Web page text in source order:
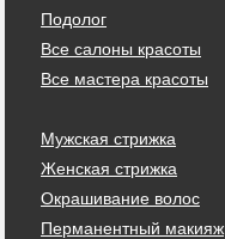
Подолог
Все салоны красоты
Все мастера красоты
Мужская стрижка
Женская стрижка
Окрашивание волос
Перманентный макияж